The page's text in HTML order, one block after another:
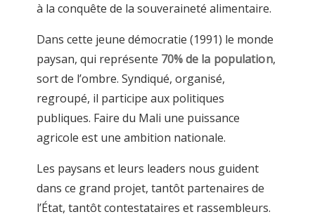
à la conquête de la souveraineté alimentaire.
Dans cette jeune démocratie (1991) le monde
paysan, qui représente 70% de la population,
sort de l’ombre. Syndiqué, organisé,
regroupé, il participe aux politiques
publiques. Faire du Mali une puissance
agricole est une ambition nationale.
Les paysans et leurs leaders nous guident
dans ce grand projet, tantôt partenaires de
l’État, tantôt contestataires et rassembleurs.